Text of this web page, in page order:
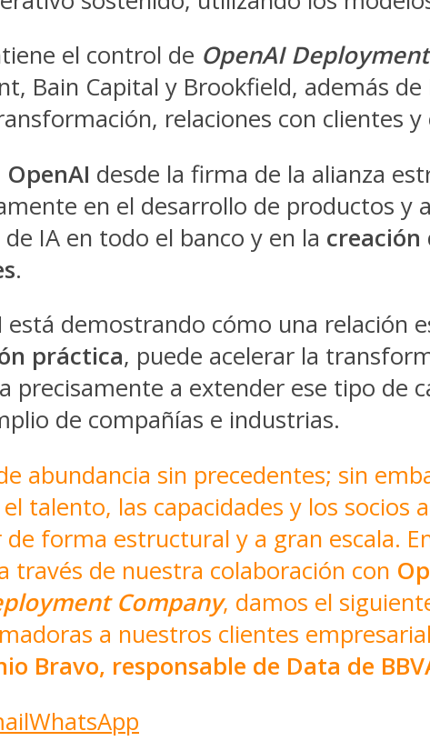
el control de OpenAI
Bain Capital y Brookfield, además de
relaciones con clientes
OpenAI desde la firma de la alianza
en el desarrollo de productos
IA en todo el banco y en la
.
está demostrando cómo una relación
práctica, puede acelerar la
precisamente a extender ese tipo de
de compañías e industrias.
abundancia sin precedentes; sin
talento, las capacidades y los socios
forma estructural y a gran escala.
de nuestra colaboración con
Company, damos el
a nuestros clientes
Bravo, responsable de Data de
WhatsApp